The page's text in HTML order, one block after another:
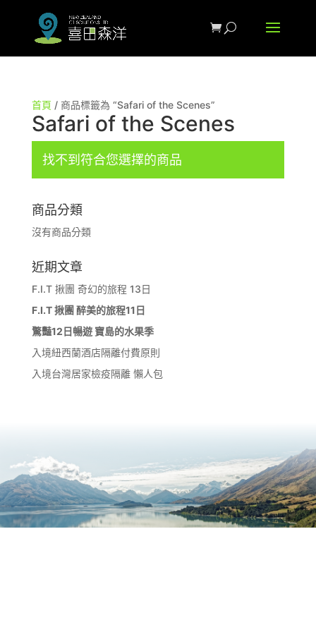
首頁 / 商品標籤為 “Safari of the Scenes”
Safari of the Scenes
找不到符合您選擇的商品
商品分類
沒有商品分類
近期文章
F.I.T 揪團 奇幻的旅程 13日
F.I.T 揪團 醉美的旅程11日
驚豔12日暢遊 寶島的水果季
入境紐西蘭酒店隔離付費原則
入境台灣居家檢疫隔離 懶人包